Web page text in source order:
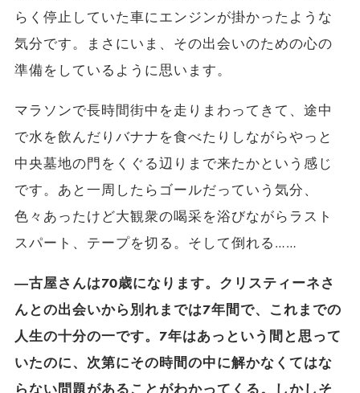
らく停止していた車にエンジンが掛かったような
気分です。まさにいま、その出会いのための心の
準備をしているように思います。
マラソンで長時間街中を走りまわってきて、途中
で水を飲んだりバナナを食べたりしながらやっと
中央墓地の門をくぐる辺りまで来たかという感じ
です。あと一周したらゴールだっていう気分、
色々あったけど大観衆の喝采を浴びながらラスト
スパート、テープを切る。そして倒れる……
―古屋さんは70歳になります。クリスティーネさ
んとの出会いから別れまでは7年間で、これまでの
人生の十分の一です。7年はあっという間と思って
いたのに、次第にその時間の中に解かなくてはな
らない問題があることがわかってくる。しかしそ